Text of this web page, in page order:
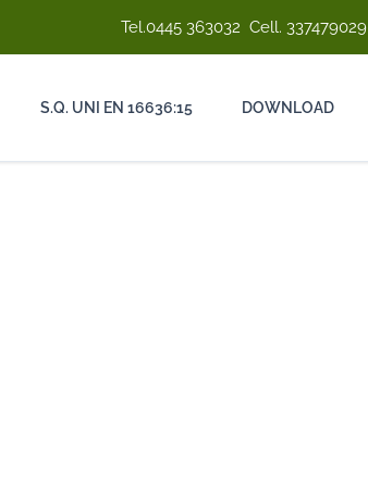
Tel.0445 363032 Cell. 337479029
S.Q. UNI EN 16636:15 DOWNLOAD